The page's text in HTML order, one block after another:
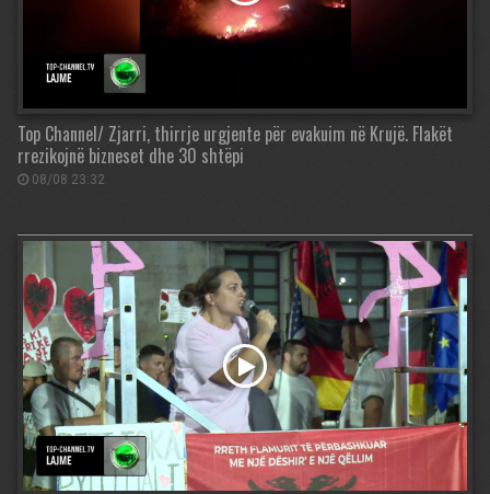
Top Channel/ Zjarri, thirrje urgjente për evakuim në Krujë. Flakët
rrezikojnë bizneset dhe 30 shtëpi
08/08 23:32